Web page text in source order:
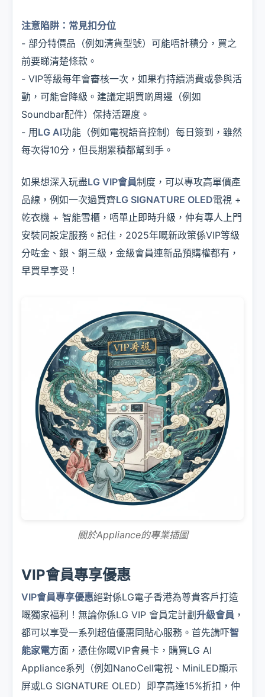
注意陷阱：常見扣分位
- 部分特價品（例如清貨型號）可能唔計積分，買之
前要睇清楚條款。
- VIP等級每年會審核一次，如果冇持續消費或參與活
動，可能會降級。建議定期買啲周邊（例如
Soundbar配件）保持活躍度。
- 用 LG AI功能（例如電視語音控制）每日簽到，雖然
每次得10分，但長期累積都幫到手。
如果想深入玩盡LG VIP會員制度，可以專攻高單價產
品線，例如一次過買齊LG SIGNATURE OLED電視 +
乾衣機 + 智能雪櫃，唔單止即時升級，仲有專人上門
安裝同設定服務。記住，2025年嘅新政策係VIP等級
分咗金、銀、銅三級，金級會員連新品預購權都有，
早買早享受！
關於Appliance的專業插圖
VIP會員專享優惠
VIP會員專享優惠絕對係LG電子香港為尊貴客戶打造
嘅獨家福利！無論你係LG VIP 會員定計劃 升級會員 ，
都可以享受一系列超值優惠同貼心服務。首先講吓智
能家電方面，憑住你嘅VIP會員卡，購買LG AI
Appliance系列（例如NanoCell電視、MiniLED顯示
屏或LG SIGNATURE OLED）即享高達15%折扣，仲